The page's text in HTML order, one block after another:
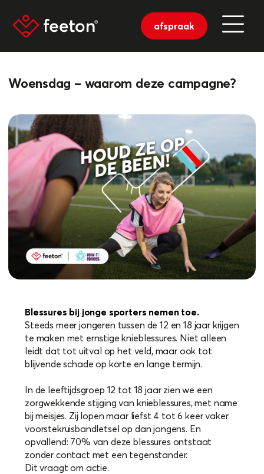
afspraak
Woensdag – waarom deze campagne?
Blessures bij jonge sporters nemen toe.
Steeds meer jongeren tussen de 12 en 18 jaar krijgen
te maken met ernstige knieblessures. Niet alleen
leidt dat tot uitval op het veld, maar ook tot
blijvende schade op korte en lange termijn.
In de leeftijdsgroep 12 tot 18 jaar zien we een
zorgwekkende stijging van knieblessures, met name
bij meisjes. Zij lopen maar liefst 4 tot 6 keer vaker
voorstekruisbandletsel op dan jongens. En
opvallend: 70% van deze blessures ontstaat
zonder contact met een tegenstander.
Dit vraagt om actie.